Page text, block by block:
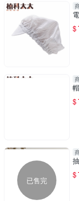
W
$
$
已售完
$